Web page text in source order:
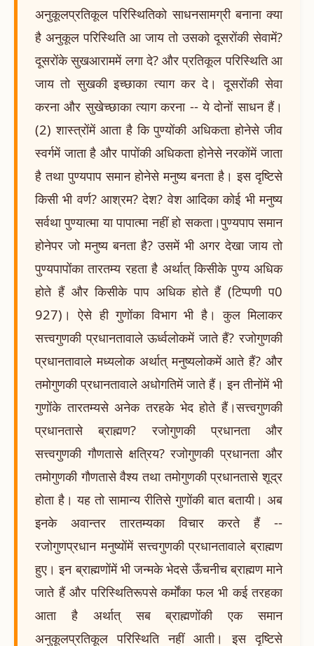
अनुकूलप्रतिकूल परिस्थितिको साधनसामग्री बनाना क्या
है अनुकूल परिस्थिति आ जाय तो उसको दूसरोंकी सेवामें?
दूसरोंके सुखआराममें लगा दे? और प्रतिकूल परिस्थिति आ
जाय तो सुखकी इच्छाका त्याग कर दे। दूसरोंकी सेवा
करना और सुखेच्छाका त्याग करना -- ये दोनों साधन हैं।
(2) शास्त्रोंमें आता है कि पुण्योंकी अधिकता होनेसे जीव
स्वर्गमें जाता है और पापोंकी अधिकता होनेसे नरकोंमें जाता
है तथा पुण्यपाप समान होनेसे मनुष्य बनता है। इस दृष्टिसे
किसी भी वर्ण? आश्रम? देश? वेश आदिका कोई भी मनुष्य
सर्वथा पुण्यात्मा या पापात्मा नहीं हो सकता।पुण्यपाप समान
होनेपर जो मनुष्य बनता है? उसमें भी अगर देखा जाय तो
पुण्यपापोंका तारतम्य रहता है अर्थात् किसीके पुण्य अधिक
होते हैं और किसीके पाप अधिक होते हैं (टिप्पणी प0
927)। ऐसे ही गुणोंका विभाग भी है। कुल मिलाकर
सत्त्वगुणकी प्रधानतावाले ऊर्ध्वलोकमें जाते हैं? रजोगुणकी
प्रधानतावाले मध्यलोक अर्थात् मनुष्यलोकमें आते हैं? और
तमोगुणकी प्रधानतावाले अधोगतिमें जाते हैं। इन तीनोंमें भी
गुणोंके तारतम्यसे अनेक तरहके भेद होते हैं।सत्त्वगुणकी
प्रधानतासे ब्राह्मण? रजोगुणकी प्रधानता और
सत्त्वगुणकी गौणतासे क्षत्रिय? रजोगुणकी प्रधानता और
तमोगुणकी गौणतासे वैश्य तथा तमोगुणकी प्रधानतासे शूद्र
होता है। यह तो सामान्य रीतिसे गुणोंकी बात बतायी। अब
इनके अवान्तर तारतम्यका विचार करते हैं --
रजोगुणप्रधान मनुष्योंमें सत्त्वगुणकी प्रधानतावाले ब्राह्मण
हुए। इन ब्राह्मणोंमें भी जन्मके भेदसे ऊँचनीच ब्राह्मण माने
जाते हैं और परिस्थितिरूपसे कर्मोंका फल भी कई तरहका
आता है अर्थात् सब ब्राह्मणोंकी एक समान
अनुकूलप्रतिकूल परिस्थिति नहीं आती। इस दृष्टिसे